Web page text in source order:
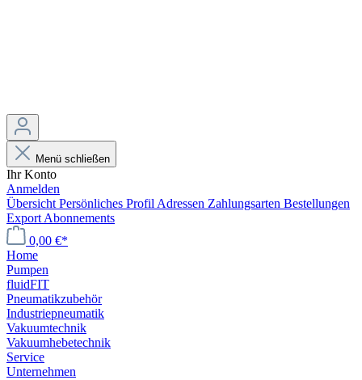
Menü schließen
Ihr Konto
Anmelden
Übersicht Persönliches Profil Adressen Zahlungsarten Bestellungen
Export Abonnements
0,00 €*
Home
Pumpen
fluidFIT
Pneumatikzubehör
Industriepneumatik
Vakuumtechnik
Vakuumhebetechnik
Service
Unternehmen